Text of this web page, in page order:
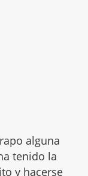
alguna
tenido la
y hacerse